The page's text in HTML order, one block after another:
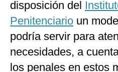
disposición del
Penitenciario un
podría servir para
necesidades, a
los penales en estos